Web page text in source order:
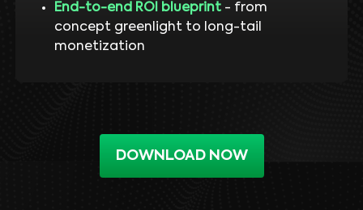
End-to-end ROI blueprint- from
concept greenlight to long-tail
monetization
DOWNLOAD NOW